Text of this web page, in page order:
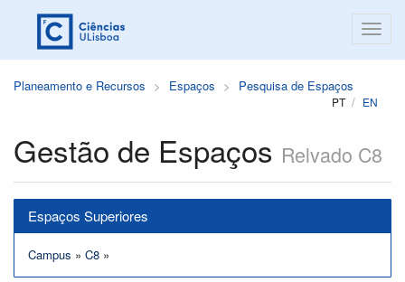
Planeamento e Recursos Espaços Pesquisa de Espaços
PT EN
Gestão de Espaços Relvado C8
Espaços Superiores
Campus » C8 »